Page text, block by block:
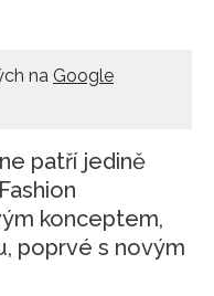
na Google
patří jedině
konceptem,
poprvé s novým